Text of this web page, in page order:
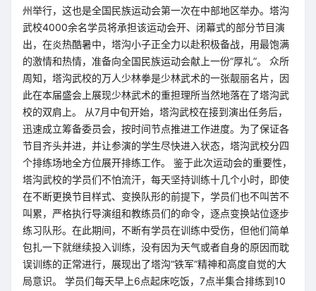
州举行，这也是全国民族运动会第一次在中部地区举办。塔沟
武校4000余名学员将承担该运动会开、闭幕式的部分节目演
出，在炎热酷暑中，塔沟小子正全力以赴积极备战，用最饱满
的激情和热情，准备向全国民族运动会献上一份“厚礼”。 众所
周知，塔沟武校的万人少林拳是少林武术的一张靓丽名片，因
此在本届盛会上展现少林武术的重担理所当然地落在了塔沟武
校的双肩上。 从7月中旬开始，塔沟武校在接到演出任务后，
迅速成立筹备委员会，按时间节点推进工作进度。为了保证各
节目齐头并进，并让参演的学生尽快进入状态，塔沟武校分四
个排练场地全方位展开排练工作。 鉴于此次运动会的重要性，
塔沟武校的学员们不怕流汗，每天坚持训练十几个小时，即使
在不断更换节目样式、变换队形的前提下，学员们也不叫苦不
叫累，严格执行导演组和教练员们的命令，逐点变换站位逐步
练习队形。在此期间，不断有学员在训练中受伤，但他们简单
包扎一下就继续投入训练，没有因为天气或者自身的原因而耽
误训练的正常进行，展现出了塔沟“铁军”精神和高度自觉的大
局意识。 学员们每天早上6点起床吃饭，7点半集合排练到10